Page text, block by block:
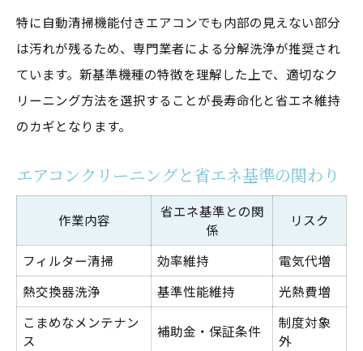
特に自動清掃機能付きエアコンでも内部の見えない部分
は汚れが残るため、専門業者による分解洗浄が推奨され
ています。新基準機種の特徴を理解した上で、適切なク
リーニング方法を選択することが長寿命化と省エネ維持
のカギとなります。
エアコンクリーニングと省エネ基準の関わり
作業内容
省エネ基準との関
係
リスク
フィルター清掃 効率維持
電気代増
熱交換器洗浄
基準性能維持
光熱費増
こまめなメンテナン
ス
補助金・保証条件
制度対象
外